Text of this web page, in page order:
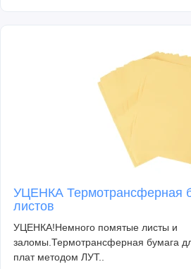
УЦЕНКА Термотрансферная
листов
УЦЕНКА!Немного помятые листы и
заломы.Термотрансферная бумага
плат методом ЛУТ..